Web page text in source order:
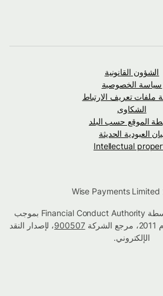
الشؤون القانونية
الخصوصية
تعريف الارتباط
الشكاوى
الموقع حسب البلد
العبودية الحديثة
Intellectual
تم اعتماد شركة Wise بواسطة Financial Conduct Authority بموجب
900507، لإصدار النقد
الإلكتروني.